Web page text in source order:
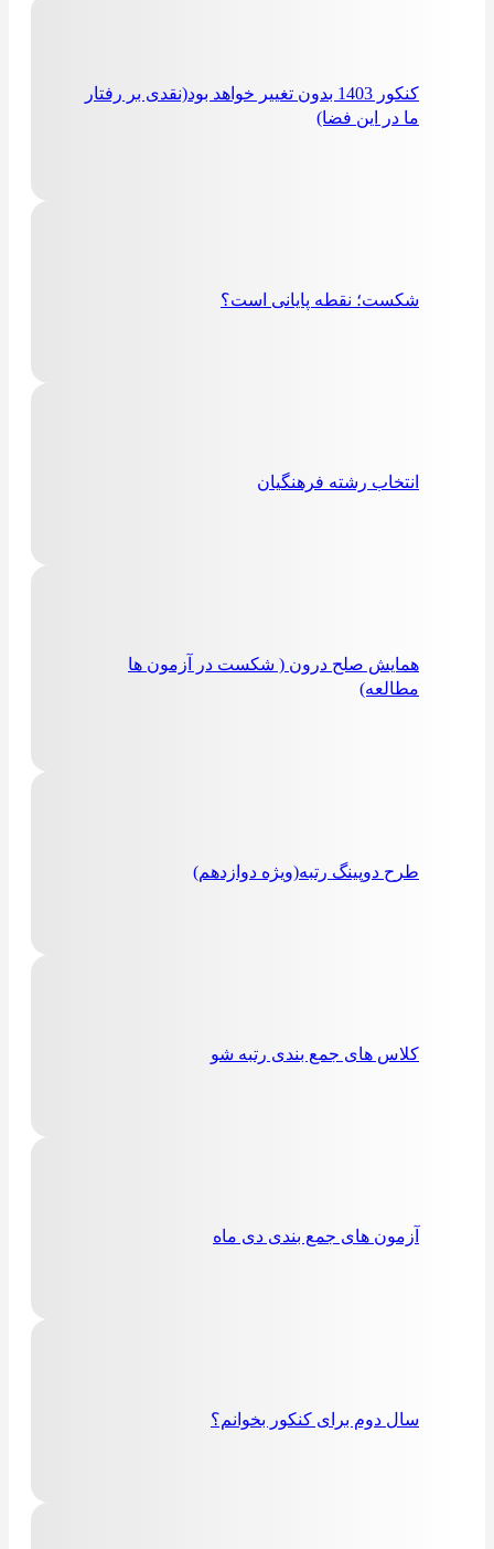
کنکور 1403 بدون تغییر خواهد بود(نقدی بر رفتار
ما در این فضا)
شکست؛ نقطه پایانی است؟
انتخاب رشته فرهنگیان
همایش صلح درون ( شکست در آزمون ها
مطالعه)
طرح دوپینگ رتبه(ویژه دوازدهم)
کلاس های جمع بندی رتبه شو
آزمون های جمع بندی دی ماه
سال دوم برای کنکور بخوانم؟